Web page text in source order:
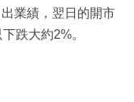
業績，翌日的開市
跌大約2%。